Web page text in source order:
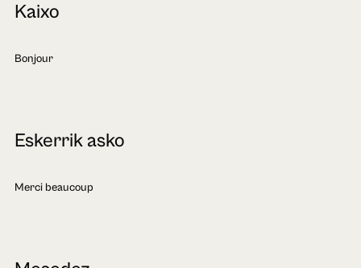
Kaixo
Bonjour
Eskerrik asko
Merci beaucoup